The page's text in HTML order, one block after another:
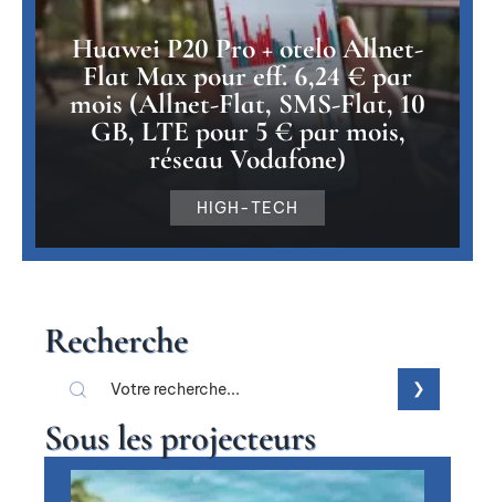
Huawei P20 Pro + otelo Allnet-
Flat Max pour eff. 6,24 € par
mois (Allnet-Flat, SMS-Flat, 10
GB, LTE pour 5 € par mois,
réseau Vodafone)
HIGH-TECH
Recherche
Sous les projecteurs